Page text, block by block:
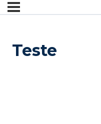
Teste